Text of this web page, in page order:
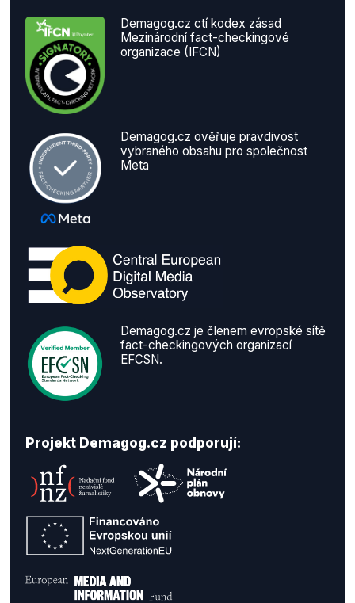
Demagog.cz ctí kodex zásad
Mezinárodní fact-checkingové
organizace (IFCN)
Demagog.cz ověřuje pravdivost
vybraného obsahu pro společnost
Meta
Demagog.cz je členem evropské sítě
fact-checkingových organizací
EFCSN.
Projekt Demagog.cz podporují: